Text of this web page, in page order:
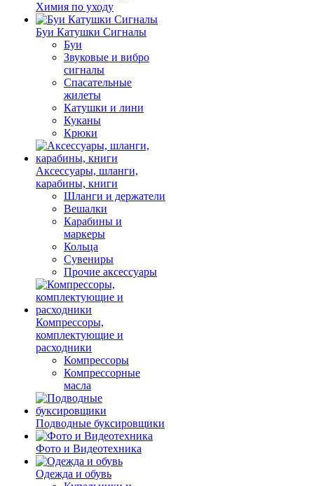
Химия по уходу
Буи Катушки Сигналы
Буи
Звуковые и вибро
сигналы
Спасательные
жилеты
Катушки и лини
Куканы
Крюки
Аксессуары, шланги,
карабины, книги
Шланги и держатели
Вешалки
Карабины и
маркеры
Кольца
Сувениры
Прочие аксессуары
Компрессоры,
комплектующие и
расходники
Компрессоры
Компрессорные
масла
Подводные буксировщики
Фото и Видеотехника
Одежда и обувь